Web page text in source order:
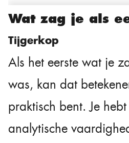
Wat zag je als
Tijgerkop
Als het eerste wat je
was, kan dat
praktisch bent. Je
analytische